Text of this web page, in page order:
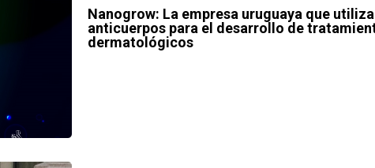
Nanogrow: La empresa uruguaya que
anticuerpos para el desarrollo de
dermatológicos